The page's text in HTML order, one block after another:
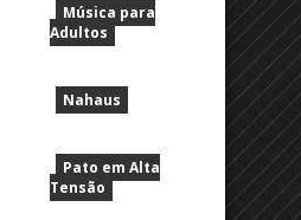
Música para
Adultos
Nahaus
Pato em Alta
Tensão